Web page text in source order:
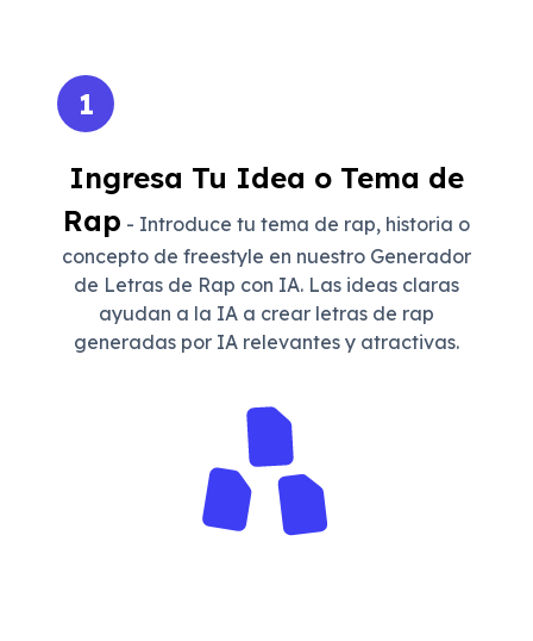
1
Ingresa Tu Idea o Tema de
Rap - Introduce tu tema de rap, historia o
concepto de freestyle en nuestro Generador
de Letras de Rap con IA. Las ideas claras
ayudan a la IA a crear letras de rap
generadas por IA relevantes y atractivas.